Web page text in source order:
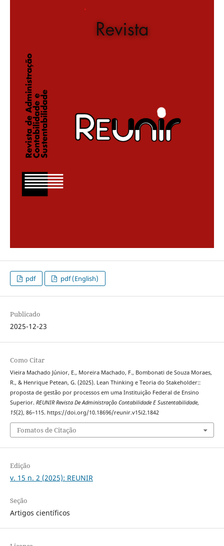
pdf pdf (English)
Publicado
2025-12-23
Como Citar
Vieira Machado Júnior, E., Moreira Machado, F., Bombonati de Souza Moraes,
R., & Henrique Petean, G. (2025). Lean Thinking e Teoria do Stakeholder::
proposta de gestão por processos em uma Instituição Federal de Ensino
Superior. REUNIR Revista De Administração Contabilidade E Sustentabilidade,
15(2), 86–115. https://doi.org/10.18696/reunir.v15i2.1842
Fomatos de Citação
Edição
v. 15 n. 2 (2025): REUNIR
Seção
Artigos científicos